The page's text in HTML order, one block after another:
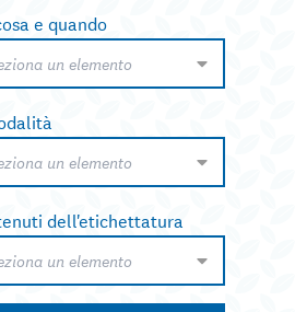
e quando
un elemento
un elemento
dell'etichettatura
un elemento